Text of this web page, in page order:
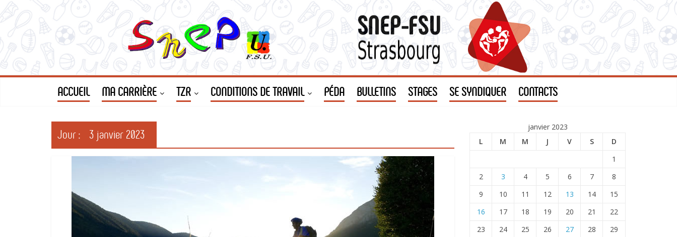
Passer
au
contenu
Le
SNEP
FSU
Strasbourg
ACCUEIL MA CARRIÈRE TZR CONDITIONS DE TRAVAIL PÉDA BULLETINS STAGES SE SYNDIQUER CONTACTS
Jour : 3 janvier 2023
janvier 2023
L
M M J V S
D
1
2
3 4 5 6 7
8
9
10 11 12 13 14
15
16
17 18 19 20 21
22
23
24 25 26 27 28
29